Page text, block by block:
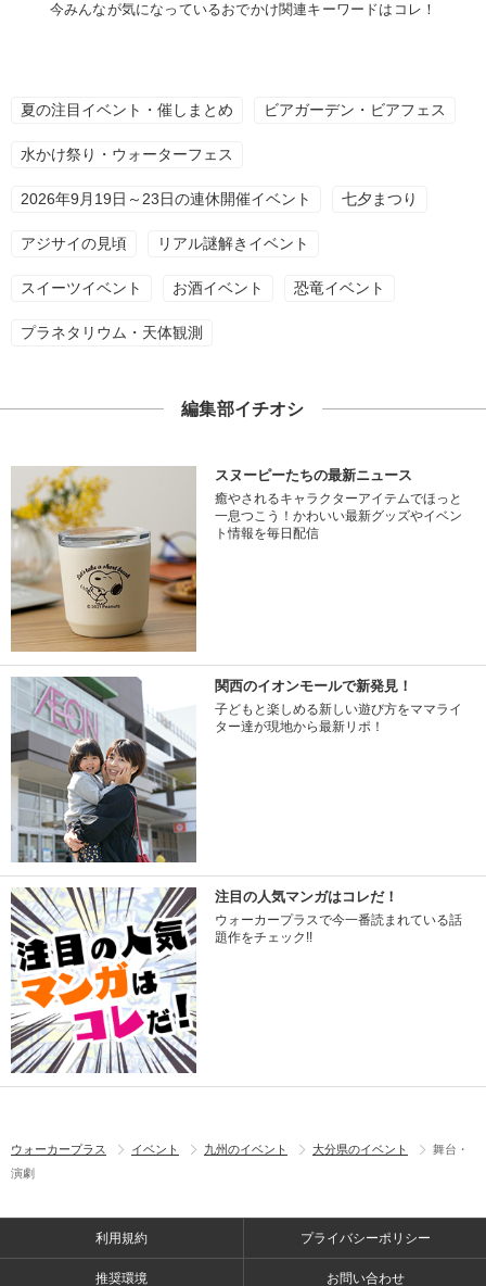
今みんなが気になっているおでかけ関連キーワードはコレ！
夏の注目イベント・催しまとめ ビアガーデン・ビアフェス
水かけ祭り・ウォーターフェス
2026年9月19日～23日の連休開催イベント 七夕まつり
アジサイの見頃 リアル謎解きイベント
スイーツイベント お酒イベント 恐竜イベント
プラネタリウム・天体観測
編集部イチオシ
スヌーピーたちの最新ニュース
癒やされるキャラクターアイテムでほっと
一息つこう！かわいい最新グッズやイベン
ト情報を毎日配信
関西のイオンモールで新発見！
子どもと楽しめる新しい遊び方をママライ
ター達が現地から最新リポ！
注目の人気マンガはコレだ！
ウォーカープラスで今一番読まれている話
題作をチェック!!
ウォーカープラス イベント 九州のイベント 大分県のイベント
舞台・
演劇
利用規約 プライバシーポリシー
推奨環境 お問い合わせ